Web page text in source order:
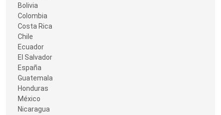
Bolivia
Colombia
Costa Rica
Chile
Ecuador
El Salvador
España
Guatemala
Honduras
México
Nicaragua